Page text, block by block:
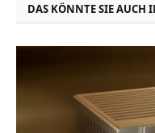
DAS KÖNNTE SIE AUCH